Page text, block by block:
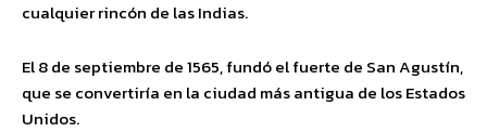
cualquier rincón de las Indias.
El 8 de septiembre de 1565, fundó el fuerte de San Agustín,
que se convertiría en la ciudad más antigua de los Estados
Unidos.